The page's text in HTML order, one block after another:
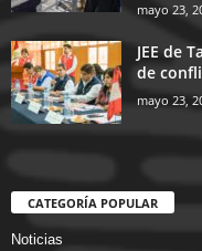
mayo 23,
JEE de
de
mayo 23,
CATEGORÍA POPULAR
Noticias